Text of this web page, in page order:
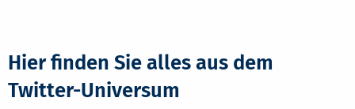
Hier finden Sie alles aus dem
Twitter-Universum